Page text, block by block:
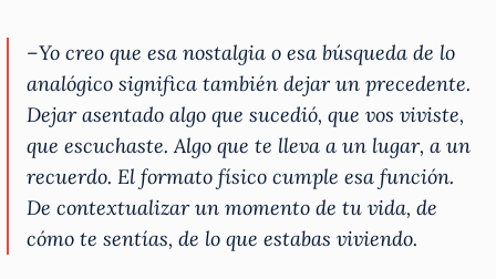
–Yo creo que esa nostalgia o esa búsqueda de lo
analógico significa también dejar un precedente.
Dejar asentado algo que sucedió, que vos viviste,
que escuchaste. Algo que te lleva a un lugar, a un
recuerdo. El formato físico cumple esa función.
De contextualizar un momento de tu vida, de
cómo te sentías, de lo que estabas viviendo.